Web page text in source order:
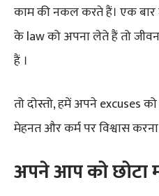
काम की नकल करते हैं। एक
के law को अपना लेते हैं तो
हैं ।
तो दोस्तो, हमें अपने excuses
मेहनत और कर्म पर विश्वास
अपने आप को छोटा